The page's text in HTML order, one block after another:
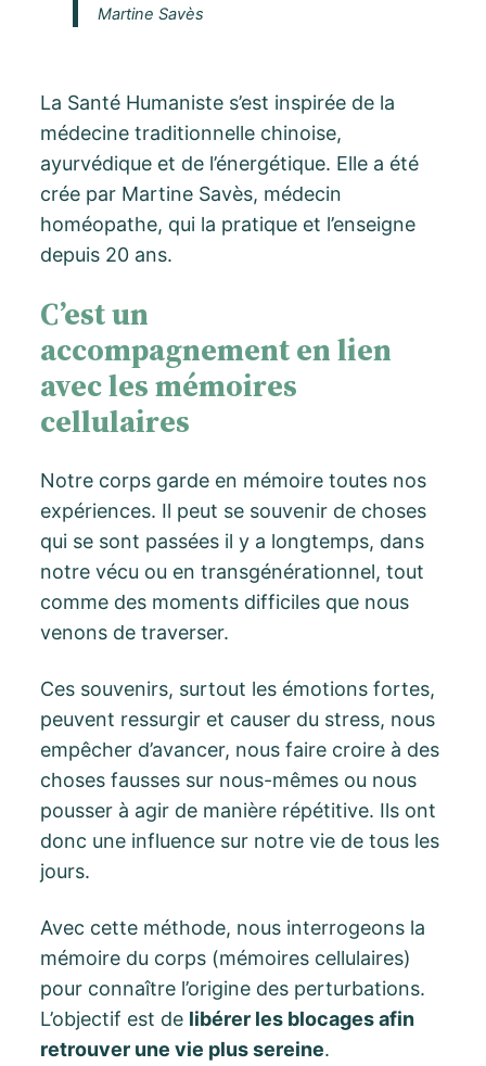
Martine Savès
La Santé Humaniste s’est inspirée de la
médecine traditionnelle chinoise,
ayurvédique et de l’énergétique. Elle a été
crée par Martine Savès, médecin
homéopathe, qui la pratique et l’enseigne
depuis 20 ans.
C’est un
accompagnement en lien
avec les mémoires
cellulaires
Notre corps garde en mémoire toutes nos
expériences. Il peut se souvenir de choses
qui se sont passées il y a longtemps, dans
notre vécu ou en transgénérationnel, tout
comme des moments difficiles que nous
venons de traverser.
Ces souvenirs, surtout les émotions fortes,
peuvent ressurgir et causer du stress, nous
empêcher d’avancer, nous faire croire à des
choses fausses sur nous-mêmes ou nous
pousser à agir de manière répétitive. Ils ont
donc une influence sur notre vie de tous les
jours.
Avec cette méthode, nous interrogeons la
mémoire du corps (mémoires cellulaires)
pour connaître l’origine des perturbations.
L’objectif est de libérer les blocages afin
retrouver une vie plus sereine.